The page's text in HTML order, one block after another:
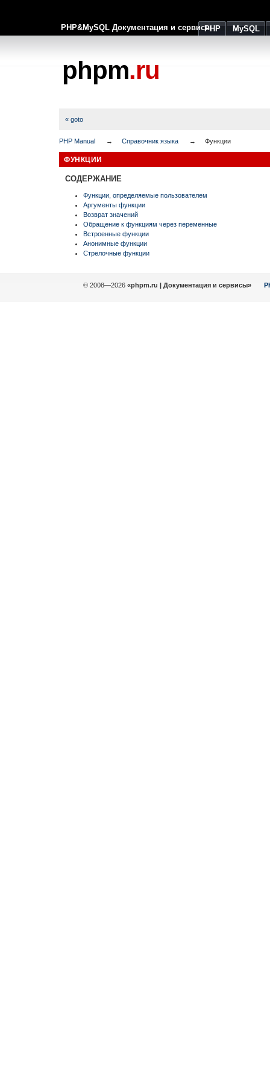
PHP&MySQL Документация и сервисыPHP MySQL
phpm.ru
« goto
PHP Manual Справочник языка Функции
ФУНКЦИИ
СОДЕРЖАНИЕ
Функции, определяемые пользователем
Аргументы функции
Возврат значений
Обращение к функциям через переменные
Встроенные функции
Анонимные функции
Стрелочные функции
© 2008—2026 «phpm.ru | Документация и сервисы»